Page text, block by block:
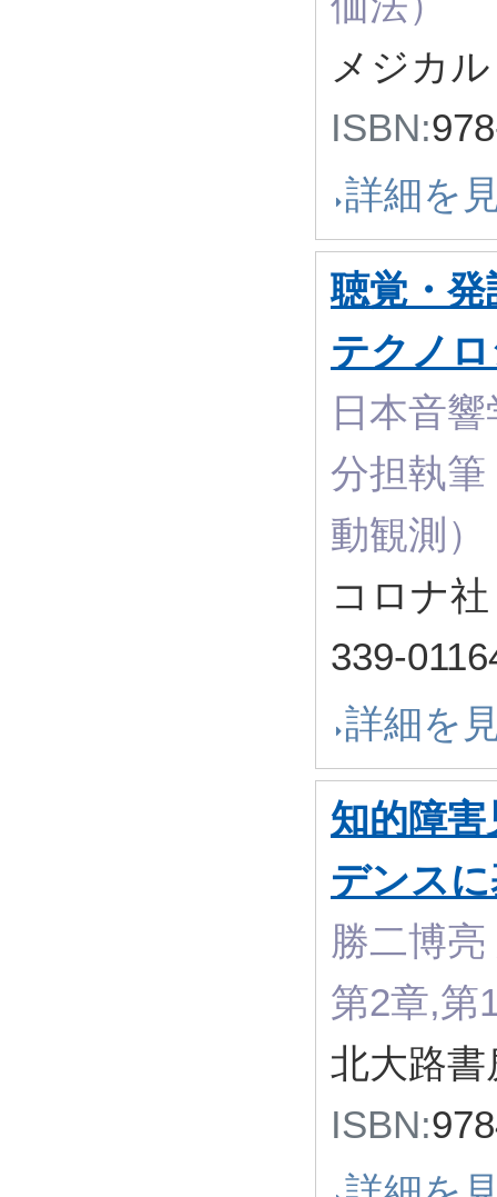
メジカ
ISBN:
詳細を
聴覚・
テクノ
日本音
分担執
動観測）
コロナ
339-
詳細を
知的障
デンス
勝二博
第2章,第
北大路
ISBN: